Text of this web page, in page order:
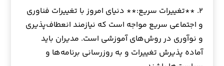
۲. **تغییرات سریع:** دنیای امروز با تغییرات فناوری
و اجتماعی سریع مواجه است که نیازمند انعطاف‌پذیری
و نوآوری در روش‌های آموزشی است. مدیران باید
آماده پذیرش تغییرات و به روزرسانی برنامه‌ها و